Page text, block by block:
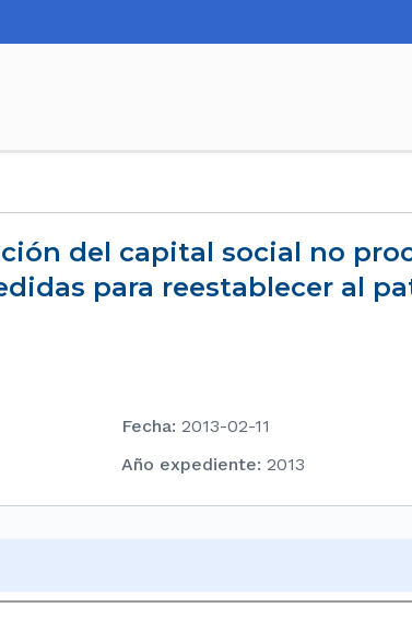
para reestablecer al
Fecha: 2013-02-11
Año expediente: 2013